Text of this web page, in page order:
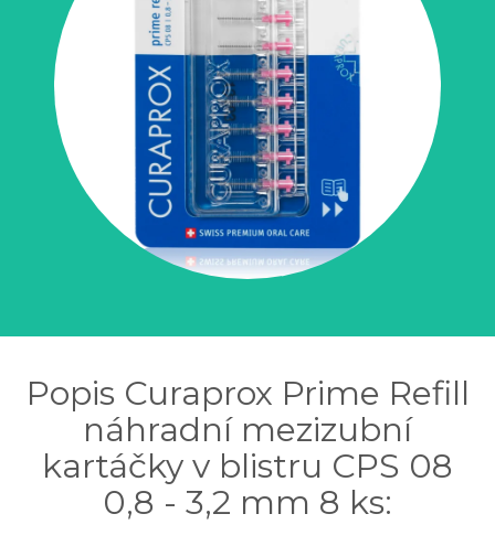
Popis Curaprox Prime Refill
náhradní mezizubní
kartáčky v blistru CPS 08
0,8 - 3,2 mm 8 ks: